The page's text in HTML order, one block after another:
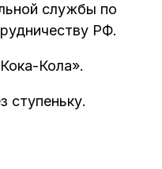
службы по
РФ.
Кола».
ступеньку.